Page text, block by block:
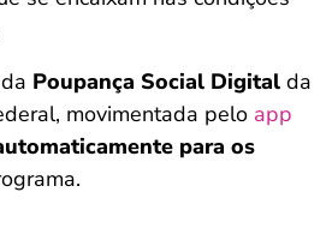
Poupança Social Digital da
movimentada pelo app
para os